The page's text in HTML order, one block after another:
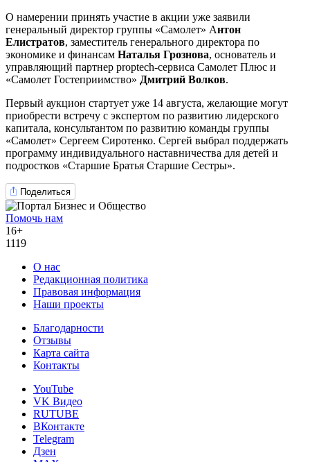
О намерении принять участие в акции уже заявили
генеральный директор группы «Самолет» Антон
Елистратов, заместитель генерального директора по
экономике и финансам Наталья Грознова, основатель и
управляющий партнер proptech-сервиса Самолет Плюс и
«Самолет Гостеприимство» Дмитрий Волков.
Первый аукцион стартует уже 14 августа, желающие могут
приобрести встречу с экспертом по развитию лидерского
капитала, консультантом по развитию команды группы
«Самолет» Сергеем Сиротенко. Сергей выбрал поддержать
программу индивидуального наставничества для детей и
подростков «Старшие Братья Старшие Сестры».
Поделиться
Помочь нам
16+
1119
О нас
Редакционная политика
Правовая информация
Наши проекты
Благодарности
Отзывы
Карта сайта
Контакты
YouTube
VK Видео
RUTUBE
ВКонтакте
Telegram
Дзен